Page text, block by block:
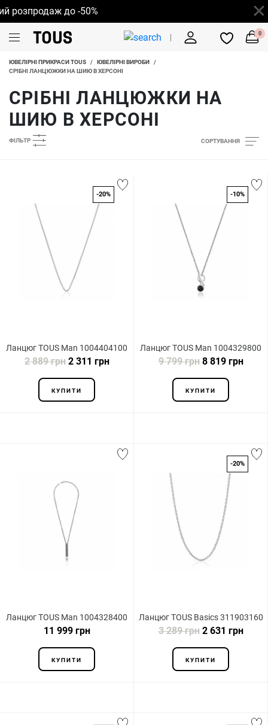
до -50%
0
ЮВЕЛІРНІ ПРИКРАСИ TOUS / ЮВЕЛІРНІ ВИРОБИ
/
СРІБНІ ЛАНЦЮЖКИ НА ШИЮ В ХЕРСОНІ
СРІБНІ ЛАНЦЮЖКИ НА
ШИЮ В ХЕРСОНІ
СОРТУВАННЯ
ФІЛЬТР
-20%
Ланцюг TOUS Man 1004404100
2 889 грн2 311 грн
КУПИТИ
-10%
Ланцюг TOUS Man 1004329800
9 799 грн8 819 грн
КУПИТИ
Ланцюг TOUS Man 1004328400
11 999 грн
КУПИТИ
-20%
Ланцюг TOUS Basics 311903160
3 289 грн2 631 грн
КУПИТИ